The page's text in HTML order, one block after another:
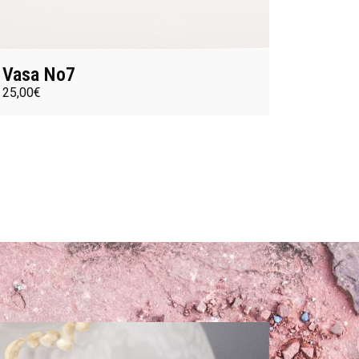
Vasa No7
25,00€